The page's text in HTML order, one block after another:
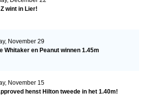
wint in Lier!
November 29
Whitaker en Peanut winnen 1.45m
November 15
henst Hilton tweede in het 1.40m!